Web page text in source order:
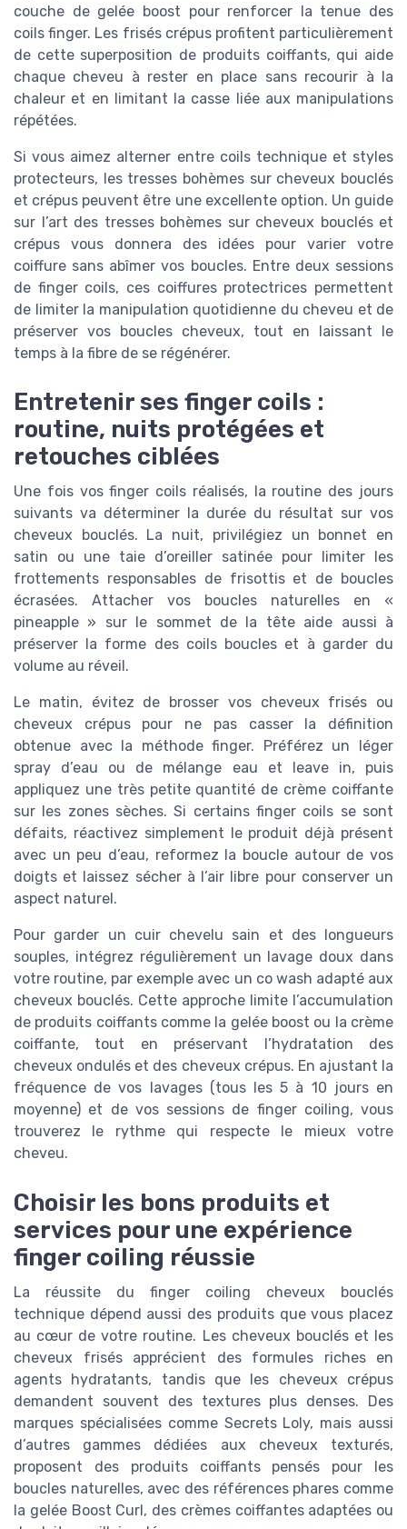
couche de gelée boost pour renforcer la tenue des
coils finger. Les frisés crépus profitent particulièrement
de cette superposition de produits coiffants, qui aide
chaque cheveu à rester en place sans recourir à la
chaleur et en limitant la casse liée aux manipulations
répétées.
Si vous aimez alterner entre coils technique et styles
protecteurs, les tresses bohèmes sur cheveux bouclés
et crépus peuvent être une excellente option. Un guide
sur l’art des tresses bohèmes sur cheveux bouclés et
crépus vous donnera des idées pour varier votre
coiffure sans abîmer vos boucles. Entre deux sessions
de finger coils, ces coiffures protectrices permettent
de limiter la manipulation quotidienne du cheveu et de
préserver vos boucles cheveux, tout en laissant le
temps à la fibre de se régénérer.
Entretenir ses finger coils :
routine, nuits protégées et
retouches ciblées
Une fois vos finger coils réalisés, la routine des jours
suivants va déterminer la durée du résultat sur vos
cheveux bouclés. La nuit, privilégiez un bonnet en
satin ou une taie d’oreiller satinée pour limiter les
frottements responsables de frisottis et de boucles
écrasées. Attacher vos boucles naturelles en «
pineapple » sur le sommet de la tête aide aussi à
préserver la forme des coils boucles et à garder du
volume au réveil.
Le matin, évitez de brosser vos cheveux frisés ou
cheveux crépus pour ne pas casser la définition
obtenue avec la méthode finger. Préférez un léger
spray d’eau ou de mélange eau et leave in, puis
appliquez une très petite quantité de crème coiffante
sur les zones sèches. Si certains finger coils se sont
défaits, réactivez simplement le produit déjà présent
avec un peu d’eau, reformez la boucle autour de vos
doigts et laissez sécher à l’air libre pour conserver un
aspect naturel.
Pour garder un cuir chevelu sain et des longueurs
souples, intégrez régulièrement un lavage doux dans
votre routine, par exemple avec un co wash adapté aux
cheveux bouclés. Cette approche limite l’accumulation
de produits coiffants comme la gelée boost ou la crème
coiffante, tout en préservant l’hydratation des
cheveux ondulés et des cheveux crépus. En ajustant la
fréquence de vos lavages (tous les 5 à 10 jours en
moyenne) et de vos sessions de finger coiling, vous
trouverez le rythme qui respecte le mieux votre
cheveu.
Choisir les bons produits et
services pour une expérience
finger coiling réussie
La réussite du finger coiling cheveux bouclés
technique dépend aussi des produits que vous placez
au cœur de votre routine. Les cheveux bouclés et les
cheveux frisés apprécient des formules riches en
agents hydratants, tandis que les cheveux crépus
demandent souvent des textures plus denses. Des
marques spécialisées comme Secrets Loly, mais aussi
d’autres gammes dédiées aux cheveux texturés,
proposent des produits coiffants pensés pour les
boucles naturelles, avec des références phares comme
la gelée Boost Curl, des crèmes coiffantes adaptées ou